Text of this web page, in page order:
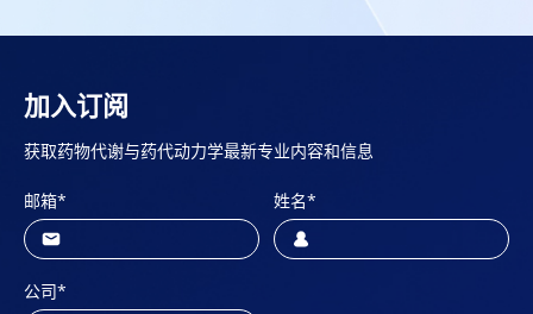
加入订阅
获取药物代谢与药代动力学最新专业内容和信息
邮箱* 姓名*
公司*